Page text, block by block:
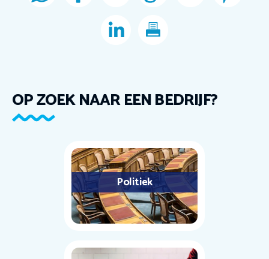
OP ZOEK NAAR EEN BEDRIJF?
Politiek